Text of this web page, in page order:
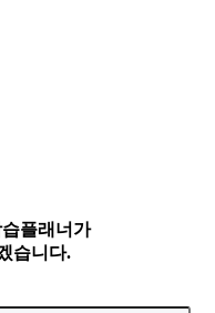
플래너가
습니다.